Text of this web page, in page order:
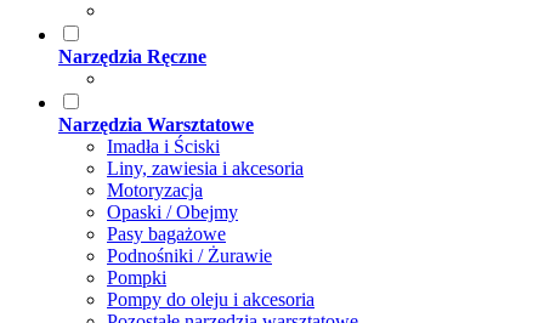
Narzędzia Ręczne
Narzędzia Warsztatowe
Imadła i Ściski
Liny, zawiesia i akcesoria
Motoryzacja
Opaski / Obejmy
Pasy bagażowe
Podnośniki / Żurawie
Pompki
Pompy do oleju i akcesoria